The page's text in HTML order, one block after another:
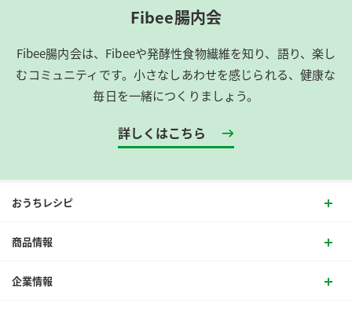
Fibee腸内会
Fibee腸内会は、​Fibeeや発酵性食物繊維を知り、語り、楽し
むコミュニティです。​小さなしあわせを感じられる、健康な
毎日を一緒につくりましょう。
詳しくはこちら
おうちレシピ
商品情報
企業情報